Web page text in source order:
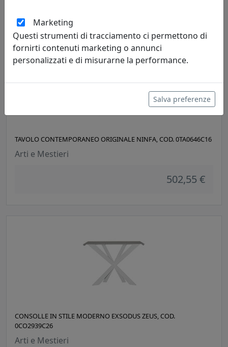
TAVOLO CONTEMPORANEO ORIGINALE NINFA, COD. 0TA0646C16
Arti e Mestieri
502,55 €
CONSOLLE IN STILE MODERNO EXSODUS ZEUS, COD.
0CO2939C26
Arti e Mestieri
Marketing
Questi strumenti di tracciamento ci permettono di
fornirti contenuti marketing o annunci
personalizzati e di misurarne la performance.
Salva preferenze